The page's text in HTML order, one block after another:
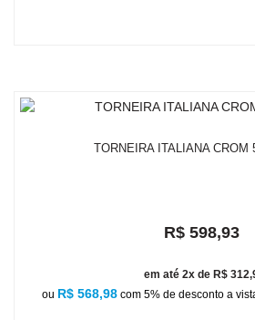
TORNEIRA ITALIANA CROM
R$ 598,93
em até 2x de R$
ou R$ 568,98 com 5% de desconto a